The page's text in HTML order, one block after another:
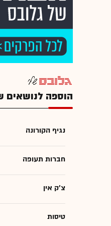
הוספה לנושאים
נגיף הקורונה
חברות תעופה
צ'ק אין
טיסות